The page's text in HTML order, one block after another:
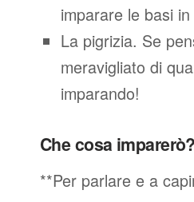
imparare le basi
La pigrizia. Se
meravigliato di
imparando!
Che cosa imparerò?
**Per parlare e a